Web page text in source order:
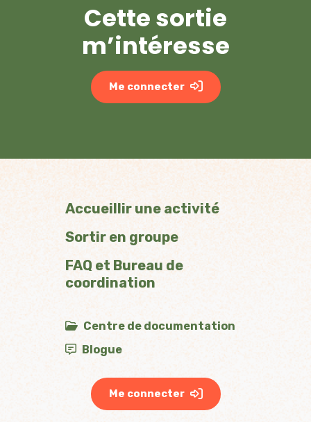
Cette sortie
m’intéresse
Me connecter
Accueillir une activité
Sortir en groupe
FAQ et Bureau de
coordination
Centre de documentation
Blogue
Me connecter